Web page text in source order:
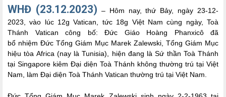
WHĐ (23.12.2023) – Hôm nay, thứ Bảy, ngày 23-12-
2023, vào lúc 12g Vatican, tức 18g Việt Nam cùng ngày, Toà
Thánh Vatican công bố: Đức Giáo Hoàng Phanxicô đã
bổ nhiệm Đức Tổng Giám Mục Marek Zalewski, Tổng Giám Mục
hiệu tòa Africa (nay là Tunisia), hiện đang là Sứ thần Toà Thánh
tại Singapore kiêm Đại diện Toà Thánh không thường trú tại Việt
Nam, làm Đại diện Toà Thánh Vatican thường trú tại Việt Nam.